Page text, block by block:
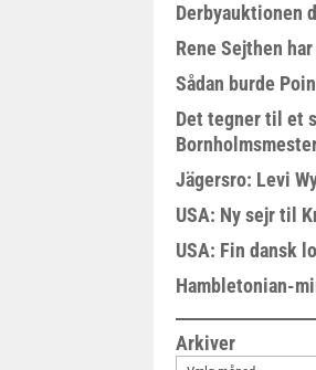
Derbyauktionen
Rene Sejthen
Sådan burde
Det tegner til et
Jägersro: Levi
USA: Ny sejr til
USA: Fin dansk
Hambletonian-
Arkiver